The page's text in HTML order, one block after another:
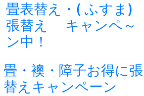
畳表替え・( ふすま)
張替え キャンペ～
ン中！
畳・襖・障子お得に張
替えキャンペーン